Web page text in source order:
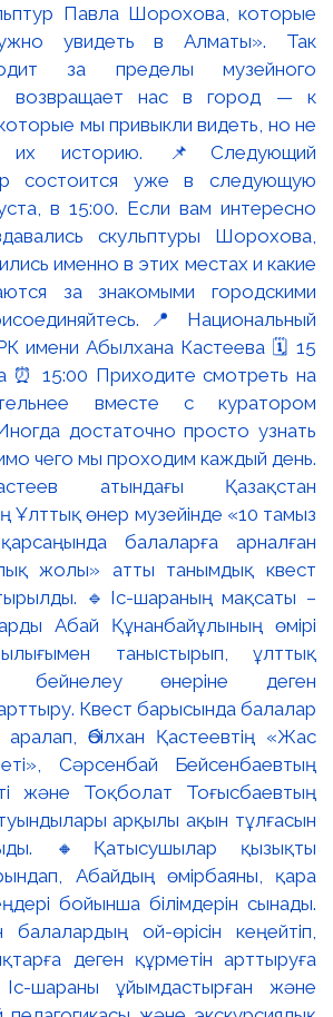
Павла Шорохова, которые
увидеть в Алматы». Так
за пределы музейного
возвращает нас в город — к
мы привыкли видеть, но не
их историю. 📌Следующий
состоится уже в следующую
в 15:00. Если вам интересно
скульптуры Шорохова,
именно в этих местах и какие
за знакомыми городскими
📍 Национальный
имени Абылхана Кастеева 🗓 15
⏰ 15:00 Приходите смотреть на
вместе с куратором
достаточно просто узнать
чего мы проходим каждый день.